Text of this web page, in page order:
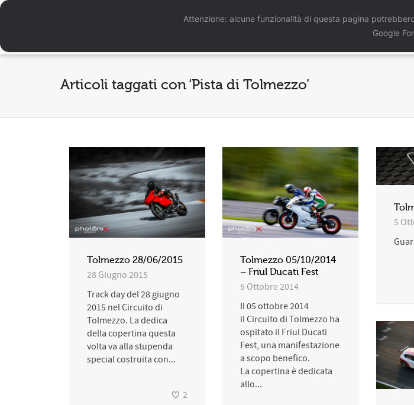
Home
Articoli taggati con ‘Pista di Tolmezzo’
Tolmezzo 28/06/2015
28 Giugno 2015
Track day del 28 giugno
2015 nel Circuito di
Tolmezzo. La dedica
della copertina questa
volta va alla stupenda
special costruita con...
2
Tolmezzo 05/10/2014
– Friul Ducati Fest
5 Ottobre 2014
Il 05 ottobre 2014
il Circuito di Tolmezzo ha
ospitato il Friul Ducati
Fest, una manifestazione
a scopo benefico.
La copertina è dedicata
allo...
5
Attenzione: alcune funzionalità di questa pagina
Google